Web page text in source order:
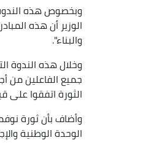
وبخصوص هذه الندوة
الوزير أن هذه
والبناء".
جميع الفاعلين من
الثورة اتفقوا على
الوحدة الوطنية